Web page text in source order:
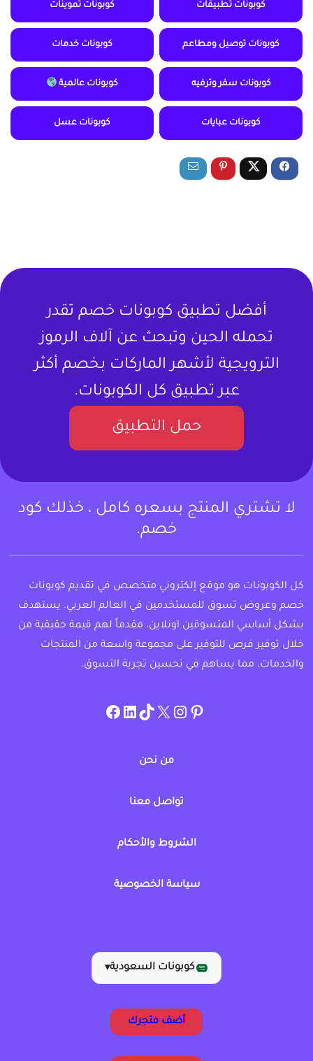
كوبونات تطبيقات كوبونات تموينات
كوبونات توصيل ومطاعم كوبونات خدمات
كوبونات سفر وترفيه كوبونات عالمية
كوبونات عبايات كوبونات عسل
أفضل تطبيق كوبونات خصم تقدر
تحمله الحين وتبحث عن آلاف الرموز
الترويجية لأشهر الماركات بخصم أكثر
عبر تطبيق كل الكوبونات.
حمل التطبيق
لا تشتري المنتج بسعره كامل ، خذلك كود
خصم.
كل الكوبونات هو موقع إلكتروني متخصص في تقديم كوبونات
خصم وعروض تسوق للمستخدمين في العالم العربي. يستهدف
بشكل أساسي المتسوقين اونلاين، مقدماً لهم قيمة حقيقية من
خلال توفير فرص للتوفير على مجموعة واسعة من المنتجات
والخدمات، مما يساهم في تحسين تجربة التسوق.
pinterest
allcouponat
twitter
TikTok
linkedin
facebook
من نحن
تواصل معنا
الشروط والأحكام
سياسة الخصوصية
كوبونات السعودية▾
أضف متجرك